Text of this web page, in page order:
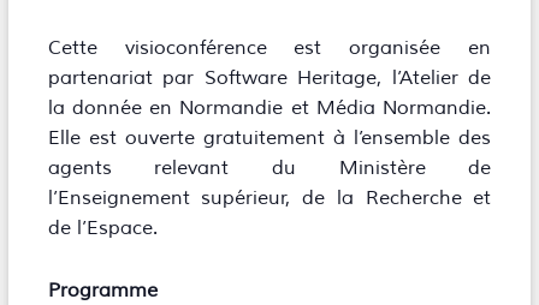
Cette visioconférence est organisée en
partenariat par Software Heritage, l’Atelier de
la donnée en Normandie et Média Normandie.
Elle est ouverte gratuitement à l’ensemble des
agents relevant du Ministère de
l’Enseignement supérieur, de la Recherche et
de l’Espace.
Programme